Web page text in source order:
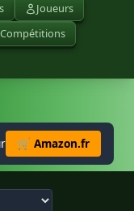
Joueurs
Compétitions
🛒 Amazon.fr